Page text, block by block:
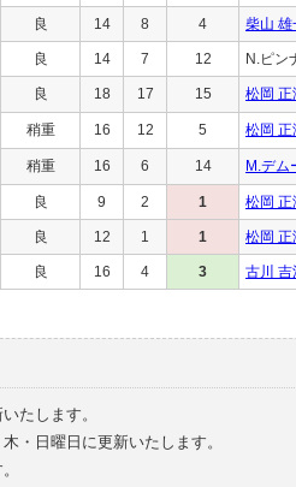
良 14 8 4 柴山 雄
良 14 7 12 N.ピン
良 18 17 15 松岡 正
稍重 16 12 5 松岡 正
稍重 16 6 14 M.デム
良 9 2 1 松岡 正
良 12 1 1 松岡 正
良 16 4 3 古川 吉
たします。
・日曜日に更新いたします。